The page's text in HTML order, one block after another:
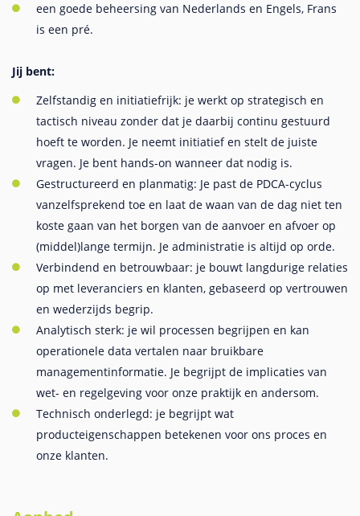
een goede beheersing van Nederlands en Engels, Frans
is een pré.
Jij bent:
Zelfstandig en initiatiefrijk: je werkt op strategisch en
tactisch niveau zonder dat je daarbij continu gestuurd
hoeft te worden. Je neemt initiatief en stelt de juiste
vragen. Je bent hands-on wanneer dat nodig is.
Gestructureerd en planmatig: Je past de PDCA-cyclus
vanzelfsprekend toe en laat de waan van de dag niet ten
koste gaan van het borgen van de aanvoer en afvoer op
(middel)lange termijn. Je administratie is altijd op orde.
Verbindend en betrouwbaar: je bouwt langdurige relaties
op met leveranciers en klanten, gebaseerd op vertrouwen
en wederzijds begrip.
Analytisch sterk: je wil processen begrijpen en kan
operationele data vertalen naar bruikbare
managementinformatie. Je begrijpt de implicaties van
wet- en regelgeving voor onze praktijk en andersom.
Technisch onderlegd: je begrijpt wat
producteigenschappen betekenen voor ons proces en
onze klanten.